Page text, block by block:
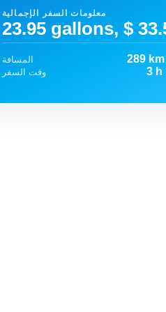
معلومات السفر الإجمالية
23.95 gallons, $
المسافة 289 km
وقت السفر
3 h